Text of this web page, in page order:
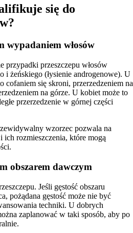
się do
wypadaniem włosów
przypadki przeszczepu włosów
i żeńskiego (łysienie androgenowe). U
cofaniem się skroni, przerzedzeniem na
na górze. U kobiet może to
przerzedzenie w górnej części
wzorzec pozwala na
rozmieszczenia, które mogą
obszarem dawczym
Jeśli gęstość obszaru
pożądana gęstość może nie być
techniki. U dobrych
zaplanować w taki sposób, aby po